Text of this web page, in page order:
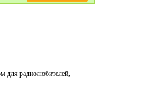
для радиолюбителей,